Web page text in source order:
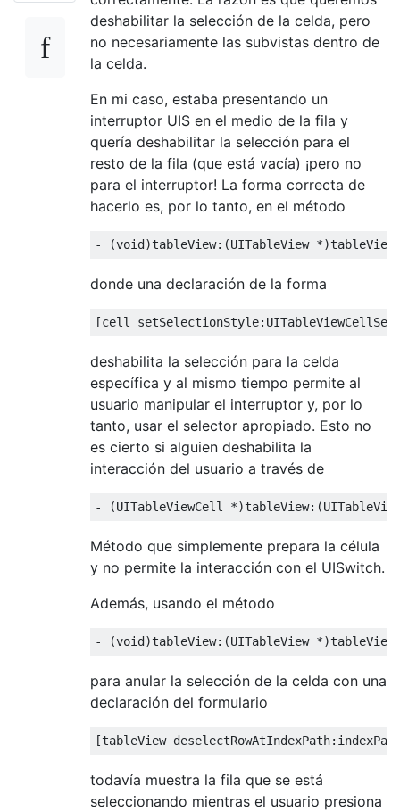
deshabilitar la selección de la celda, pero
no necesariamente las subvistas dentro de
la celda.
En mi caso, estaba presentando un
interruptor UIS en el medio de la fila y
quería deshabilitar la selección para el
resto de la fila (que está vacía) ¡pero no
para el interruptor! La forma correcta de
hacerlo es, por lo tanto, en el método
- (void)tableView:(UITableView *)
donde una declaración de la forma
[cell setSelectionStyle:
deshabilita la selección para la celda
específica y al mismo tiempo permite al
usuario manipular el interruptor y, por lo
tanto, usar el selector apropiado. Esto no
es cierto si alguien deshabilita la
interacción del usuario a través de
- (UITableViewCell *)tableView:(
Método que simplemente prepara la célula
y no permite la interacción con el UISwitch.
Además, usando el método
- (void)tableView:(UITableView *)tableView
para anular la selección de la celda con una
declaración del formulario
[tableView deselectRowAtIndexPath:
todavía muestra la fila que se está
seleccionando mientras el usuario presiona